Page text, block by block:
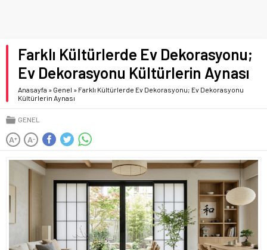
Farklı Kültürlerde Ev Dekorasyonu;
Ev Dekorasyonu Kültürlerin Aynası
Anasayfa » Genel » Farklı Kültürlerde Ev Dekorasyonu; Ev Dekorasyonu
Kültürlerin Aynası
GENEL
A+ A-